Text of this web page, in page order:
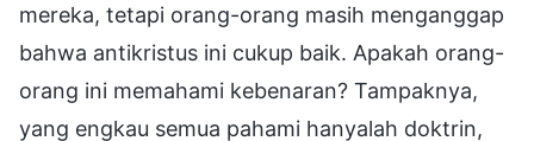
mereka, tetapi orang-orang masih menganggap
bahwa antikristus ini cukup baik. Apakah orang-
orang ini memahami kebenaran? Tampaknya,
yang engkau semua pahami hanyalah doktrin,